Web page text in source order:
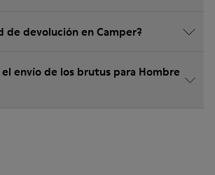
de devolución en Camper?
envío de los brutus para Hombre